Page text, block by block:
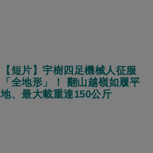
【短片】宇樹四足機械人征服
「全地形」！ 翻山越嶺如履平
地、最大載重達150公斤